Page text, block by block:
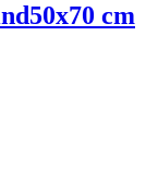
50x70 cm